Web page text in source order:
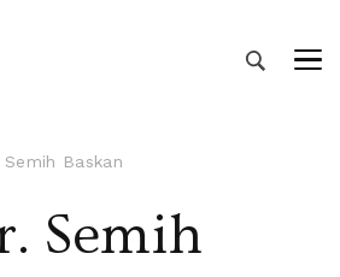
Baskan
Semih